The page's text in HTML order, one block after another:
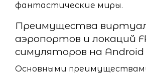
фантастические миры.
Преимущества
аэропортов и локаций
симуляторов на Android
Основными